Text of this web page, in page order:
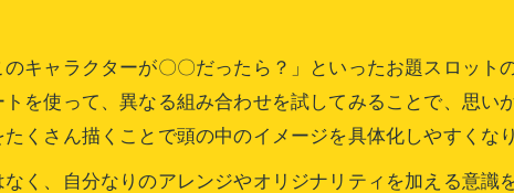
初心者が押さえたいキャラデザの基礎知識
キャラクターデザイン初心者向け基礎解説
キャラデザのコツと必要な能力について
キャラクターデザイナーに求められる特徴
キャラクターが〇〇だったら？」といったお題スロット
を使って、異なる組み合わせを試してみることで、思い
くさん描くことで頭の中のイメージを具体化しやすくな
く、自分なりのアレンジやオリジナリティを加える意識